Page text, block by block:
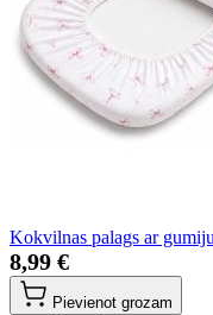
Kokvilnas palags ar
8,99 €
Pievienot grozam